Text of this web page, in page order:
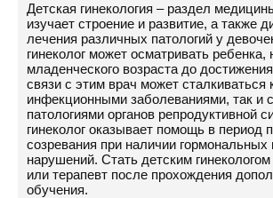
Детская гинекология – раздел
изучает строение и развитие, а также
лечения различных патологий у
гинеколог может осматривать ребенка,
младенческого возраста до
связи с этим врач может сталкиваться
инфекционными заболеваниями, так и
патологиями органов репродуктивной
гинеколог оказывает помощь в период
созревания при наличии гормональных
нарушений. Стать детским
или терапевт после прохождения
обучения.